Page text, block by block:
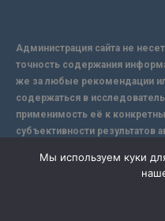
Администрация сайта не
точность содержания
же за любые рекомендации
содержаться в
применимость её к
субъективности результатов
надежной защиты
информацию, присылаемую
Мы используем куки